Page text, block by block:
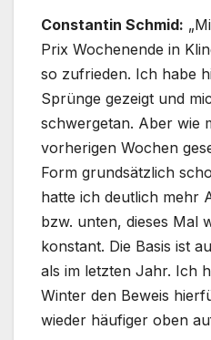
Constantin Schmid:
Prix Wochenende in
so zufrieden. Ich habe
Sprünge gezeigt und
schwergetan. Aber wie
vorherigen Wochen
Form grundsätzlich
hatte ich deutlich mehr
bzw. unten, dieses Mal
konstant. Die Basis ist
als im letzten Jahr. Ich
Winter den Beweis
wieder häufiger oben